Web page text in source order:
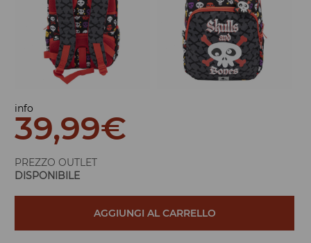
info
39,99€
PREZZO OUTLET
DISPONIBILE
AGGIUNGI AL CARRELLO